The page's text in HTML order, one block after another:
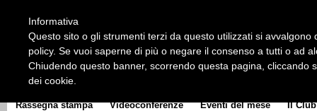
CLUB COMMUNICATOR
Rassegna stampa Videoconferenze Eventi del mese Il Club
Informativa
Questo sito o gli strumenti terzi da questo utilizzati si
policy. Se vuoi saperne di più o negare il consenso a tutti o ad
Chiudendo questo banner, scorrendo questa pagina, cliccando
dei cookie.